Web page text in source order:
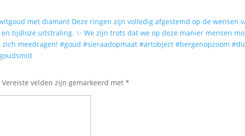
Vereiste velden zijn gemarkeerd met*